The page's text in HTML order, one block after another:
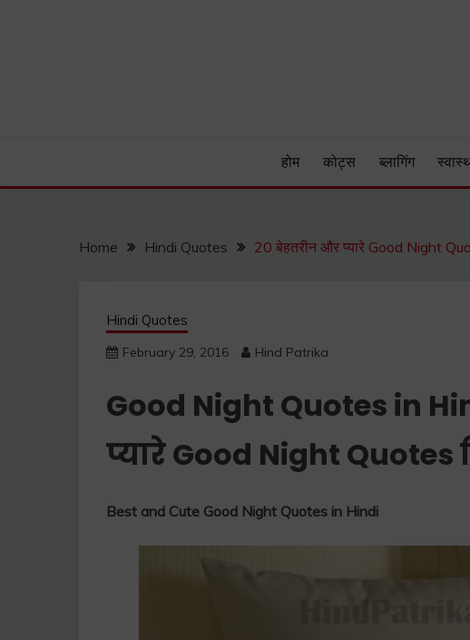
होम कोट्स ब्लागिंग
Home Hindi Quotes 20 बेहतरीन और प्यारे Good Night
Hindi Quotes
February 29, 2016 Hind Patrika
Good Night Quotes in
प्यारे Good Night Quotes
Best and Cute Good Night Quotes in Hindi